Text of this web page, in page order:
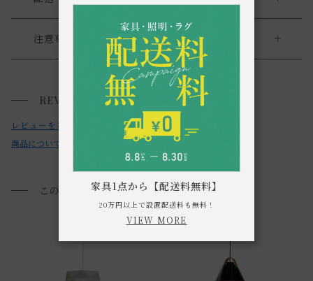
送料について
小型商品は、11,000円(税込)以上のお買い上げで
注意事項
・LED電球については口金のサイズをご確認いただければ交
換は可能でございますが、メーカーの保証対象外とさせてい
ただいております。お客様のご判断でお願いします。
・お使いのPC画面等や光の環境によっては、掲載の画像と実
際の商品とで色の見え方が異なることもございます。ご了承
REVIEWS
レビューを書く
商品についてのお問い合わせ
このアイテムを見た方におすすめ
家具1点から【配送料無料】
20万円以上で設置配送料も無料！
VIEW MORE